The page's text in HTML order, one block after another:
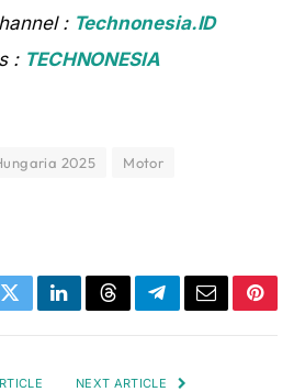
: Technonesia.ID
: TECHNONESIA
2025
Motor
TwitterLinkedInThreadsTelegramEmail
NEXT ARTICLE